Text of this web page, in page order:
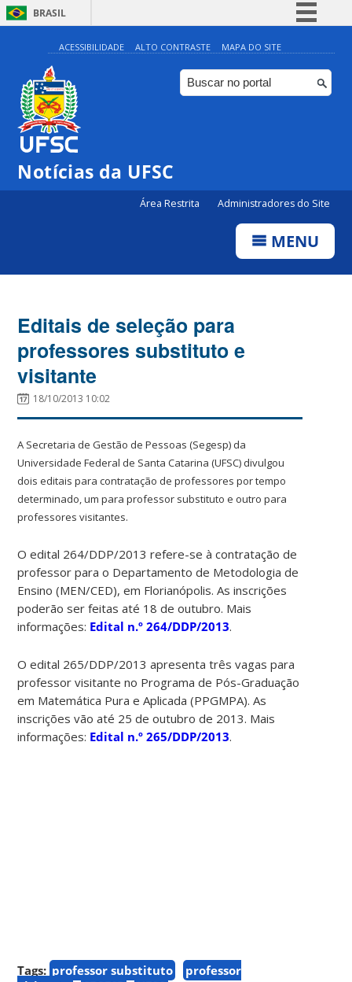
BRASIL
Simplifique!
Comunica BR
Participe
ACESSIBILIDADE ALTO CONTRASTE MAPA DO SITE
Notícias da UFSC
Área Restrita Administradores do Site
MENU
Editais de seleção para
professores substituto e
visitante
18/10/2013 10:02
A Secretaria de Gestão de Pessoas (Segesp) da
Universidade Federal de Santa Catarina (UFSC) divulgou
dois editais para contratação de professores por tempo
determinado, um para professor substituto e outro para
professores visitantes.
O edital 264/DDP/2013 refere-se à contratação de
professor para o Departamento de Metodologia de
Ensino (MEN/CED), em Florianópolis. As inscrições
poderão ser feitas até 18 de outubro. Mais
informações: Edital n.º 264/DDP/2013.
O edital 265/DDP/2013 apresenta três vagas para
professor visitante no Programa de Pós-Graduação
em Matemática Pura e Aplicada (PPGMPA). As
inscrições vão até 25 de outubro de 2013. Mais
informações: Edital n.º 265/DDP/2013.
Tags: professor substituto
professor